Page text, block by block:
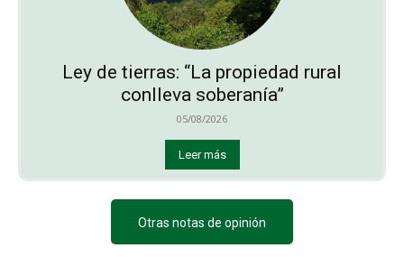
Ley de tierras: “La propiedad rural
conlleva soberanía”
05/08/2026
Leer más
Otras notas de opinión